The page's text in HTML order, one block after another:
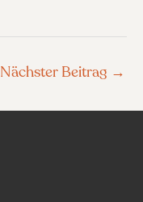
Nächster Beitrag →